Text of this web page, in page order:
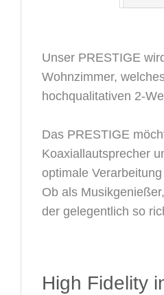
Unser PRESTIGE
Wohnzimmer,
hochqualitativen 2-
Das PRESTIGE
Koaxiallautsprecher
optimale
Ob als
der gelegentlich so
High Fidelity